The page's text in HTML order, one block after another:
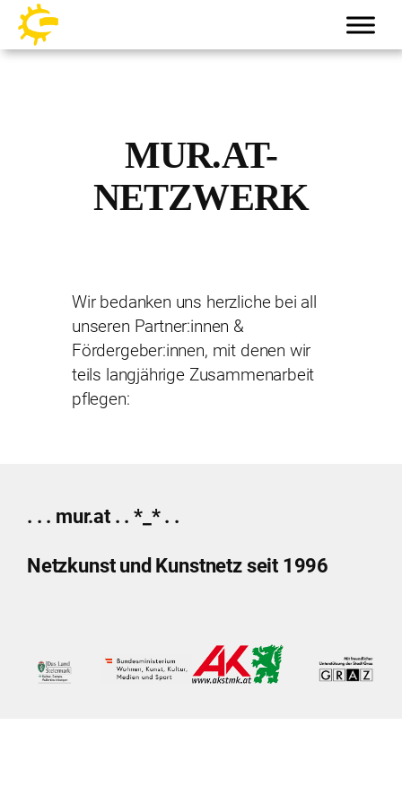
Skip
content
MUR.AT-
NETZWERK
Wir bedanken uns herzliche bei all
unseren Partner:innen &
Fördergeber:innen, mit denen wir
teils langjährige Zusammenarbeit
pflegen:
. . . mur.at . . *_* . .
Netzkunst und Kunstnetz seit 1996